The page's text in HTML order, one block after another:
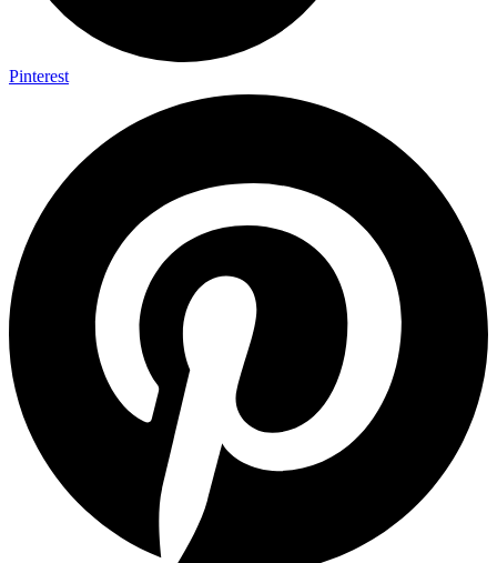
Pinterest